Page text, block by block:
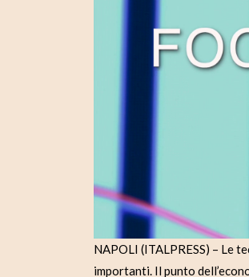
NAPOLI (ITALPRESS) – Le
importanti. Il punto